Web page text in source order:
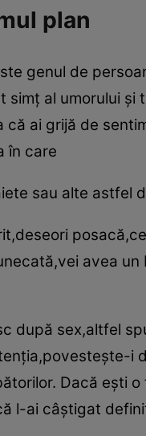
plan
genul de
al umorului
ai grijă de
în care
sau alte astfel
avea
după sex,altfel
i
Dacă eşti
l-ai câştigat